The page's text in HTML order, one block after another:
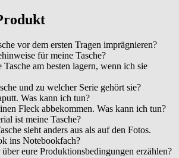
vor dem ersten Tragen imprägnieren?
für meine Tasche?
am besten lagern, wenn ich sie
und zu welcher Serie gehört sie?
Was kann ich tun?
Fleck abbekommen. Was kann ich tun?
ist meine Tasche?
sieht anders aus als auf den Fotos.
ins Notebookfach?
eure Produktionsbedingungen erzählen?